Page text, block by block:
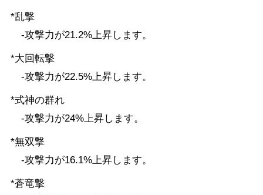
*乱撃
-攻撃力が21.2%上昇します。
*大回転撃
-攻撃力が22.5%上昇します。
*式神の群れ
-攻撃力が24%上昇します。
*無双撃
-攻撃力が16.1%上昇します。
*蒼竜撃